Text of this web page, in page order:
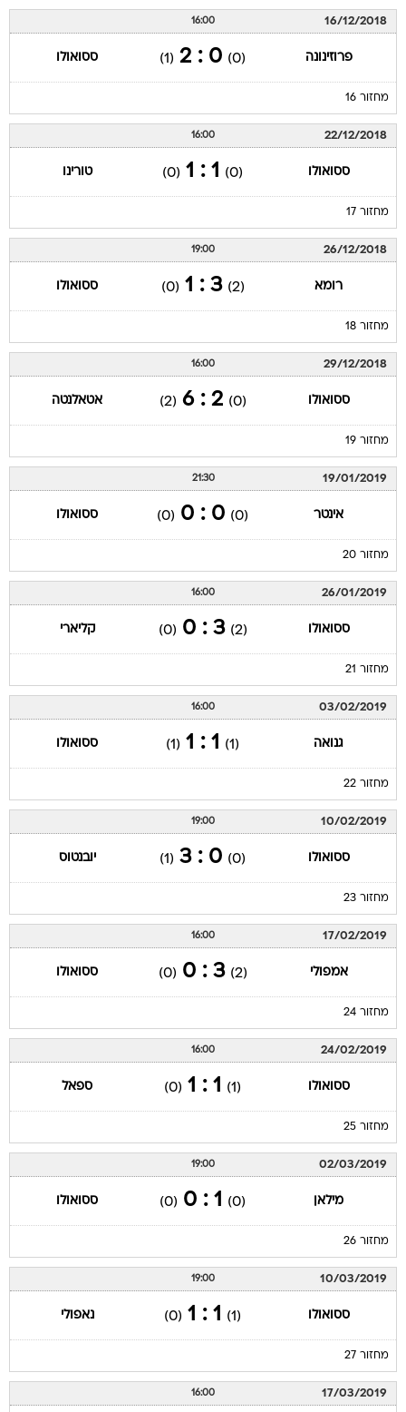
16/12/2018
16:00
פרוזינונה (0)
0 : 2
(1) ססואולו
מחזור 16
22/12/2018
16:00
ססואולו (0)
1 : 1
(0) טורינו
מחזור 17
26/12/2018
19:00
רומא (2)
3 : 1
(0) ססואולו
מחזור 18
29/12/2018
16:00
ססואולו (0)
2 : 6
(2) אטאלנטה
מחזור 19
19/01/2019
21:30
אינטר (0)
0 : 0
(0) ססואולו
מחזור 20
26/01/2019
16:00
ססואולו (2)
3 : 0
(0) קליארי
מחזור 21
03/02/2019
16:00
גנואה (1)
1 : 1
(1) ססואולו
מחזור 22
10/02/2019
19:00
ססואולו (0)
0 : 3
(1) יובנטוס
מחזור 23
17/02/2019
16:00
אמפולי (2)
3 : 0
(0) ססואולו
מחזור 24
24/02/2019
16:00
ססואולו (1)
1 : 1
(0) ספאל
מחזור 25
02/03/2019
19:00
מילאן (0)
1 : 0
(0) ססואולו
מחזור 26
10/03/2019
19:00
ססואולו (1)
1 : 1
(0) נאפולי
מחזור 27
17/03/2019
16:00